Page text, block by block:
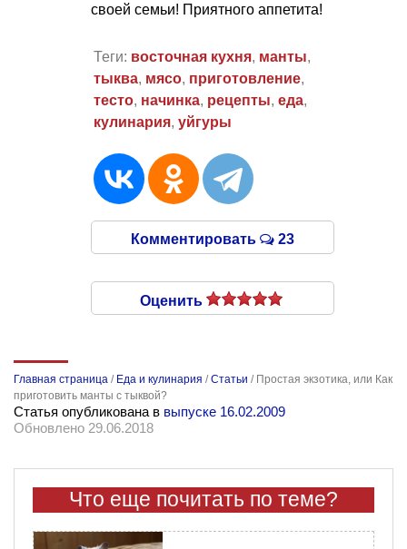
своей семьи! Приятного аппетита!
Теги: восточная кухня, манты,
тыква, мясо, приготовление,
тесто, начинка, рецепты, еда,
кулинария, уйгуры
Комментировать 23
Оценить
Главная страница / Еда и кулинария /Статьи / Простая экзотика, или Как
приготовить манты с тыквой?
Статья опубликована в выпуске 16.02.2009
Обновлено 29.06.2018
Что еще почитать по теме?